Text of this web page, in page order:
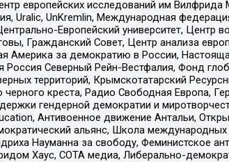
европейских исследований им
Uralic, UnKremlin, Международная
Европейский университет,
Гражданский Совет, Центр анализа
Америка за демократию в России,
Россия Северный Рейн-Вестфалия, Фонд
территорий, Крымскотатарский
черного креста, Радио Свободная Европа,
гендерной демократии и
Антивоенное движение Антальи,
альянс, Школа
Науманна за свободу, Феминистское
Хаус, СОТА медиа, Либерально-